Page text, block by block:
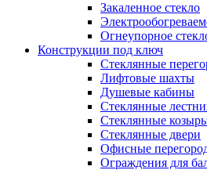
Закаленное стекло
Огнеупорное
Конструкции под ключ
Стеклянные
Лифтовые шахты
Душевые кабины
Cтеклянные
Cтеклянные
Cтеклянные двери
Офисные
Ограждения для